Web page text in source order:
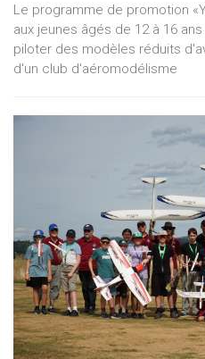
Le programme de promotion
aux jeunes âgés de 12 à 16
piloter des modèles réduits
d'un club d'aéromodélisme